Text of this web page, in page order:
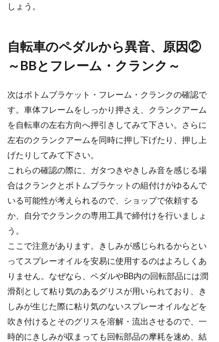
簡単デビュー！？3万円で買えるク
ママチャリに乗っていて、もっと速く、軽やか
に走れる自転車が欲しいと思ったことはありま
せんか？そん...
ブルックスの革サドルの評判はどう
か？ブログを参考に検証
ロ—ドバイクにおいて革サドルと言えば、「ブ
自転車のフレームに傷がつくことに
よる影響と直し方
長い間自転車に乗っていると、フレームの塗装
に傷がついたり、剥げてしまう・・なんてこと
しょう。
自転車のペダルから異音、原因②
～BBとフレーム・クランク～
次はボトムブラケット・フレーム・クランクの確認で
す。車体フレームをしっかり押さえ、クランクアーム
を自転車の左右方向へ押引きしてみて下さい。さらに
左右のクランクアームを同時に押し下げたり、押し上
げたりしてみて下さい。
これらの確認の際に、ガタつきやきしみ音を感じる場
合はクランクとボトムブラケットの組付けがゆるんで
いる可能性が考えられるので、ショップで依頼する
か、自分でクランクの専用工具で締付けを行いましょ
う。
ここで注意があります。きしみが感じられるからとい
ってスプレーオイルを安易に使用するのはよろしくあ
りません。なぜなら、ペダルやBB内の回転部品には潤
滑剤として粘り気のあるグリスが用いられており、き
しみが生じた際に粘り気のないスプレーオイルなどを
吹き付けるとそのグリスを溶解・流出させるので、一
時的にきしみが収まっても回転部品の摩耗を速め、結